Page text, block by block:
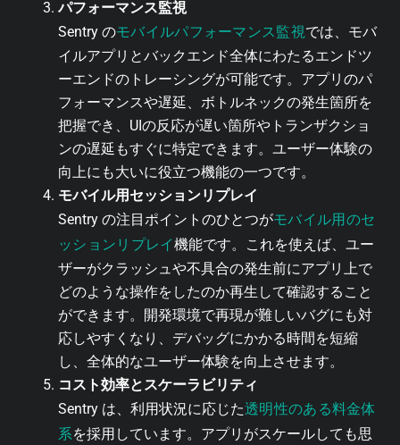
パフォーマンス監視
Sentry のモバイルパフォーマンス監視では、モバ
イルアプリとバックエンド全体にわたるエンドツ
ーエンドのトレーシングが可能です。アプリのパ
フォーマンスや遅延、ボトルネックの発生箇所を
把握でき、UIの反応が遅い箇所やトランザクショ
ンの遅延もすぐに特定できます。ユーザー体験の
向上にも大いに役立つ機能の一つです。
モバイル用セッションリプレイ
Sentry の注目ポイントのひとつがモバイル用のセ
ッションリプレイ機能です。これを使えば、ユー
ザーがクラッシュや不具合の発生前にアプリ上で
どのような操作をしたのか再生して確認すること
ができます。開発環境で再現が難しいバグにも対
応しやすくなり、デバッグにかかる時間を短縮
し、全体的なユーザー体験を向上させます。
コスト効率とスケーラビリティ
Sentry は、利用状況に応じた透明性のある料金体
系を採用しています。アプリがスケールしても思